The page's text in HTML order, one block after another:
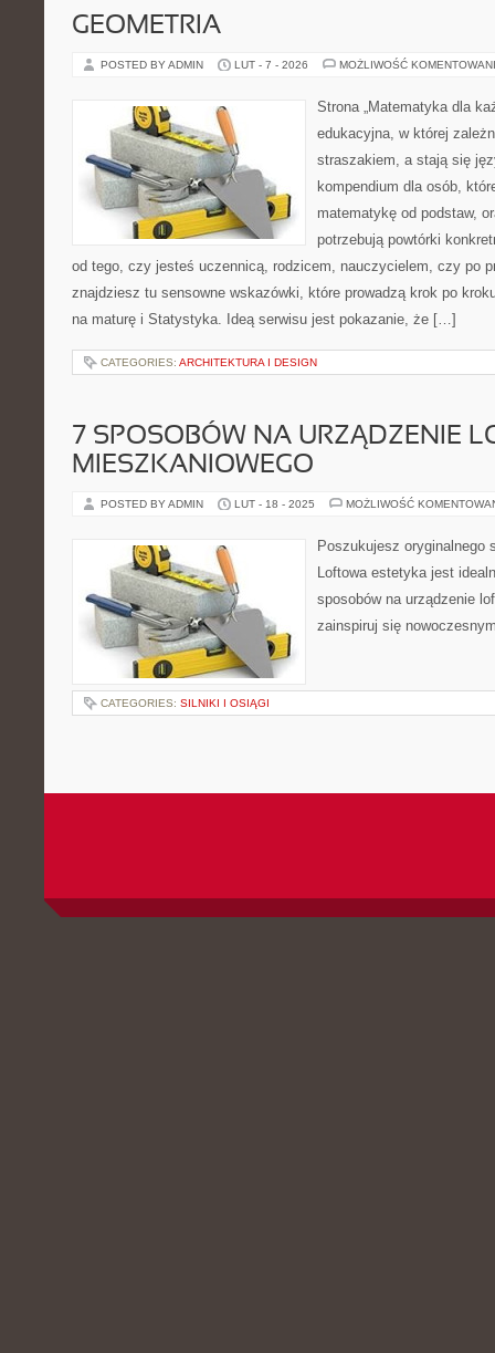
GEOMETRIA
POSTED BY ADMIN LUT - 7 - 2026 MOŻLIWOŚĆ
Strona „Matematyka dla
edukacyjna, w której
straszakiem, a stają się
kompendium dla osób,
matematykę od podstaw,
potrzebują powtórki
od tego, czy jesteś uczennicą, rodzicem, nauczycielem, czy po
znajdziesz tu sensowne wskazówki, które prowadzą krok po
na maturę i Statystyka. Ideą serwisu jest pokazanie, że […]
CATEGORIES: ARCHITEKTURA I DESIGN
7 SPOSOBÓW NA URZĄDZENIE
MIESZKANIOWEGO
POSTED BY ADMIN LUT - 18 - 2025 MOŻLIWOŚĆ
Poszukujesz oryginalnego
Loftowa estetyka jest
sposobów na urządzenie
zainspiruj się
CATEGORIES: SILNIKI I OSIĄGI